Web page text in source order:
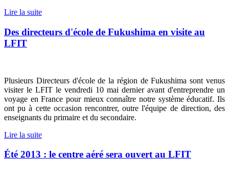
Lire la suite
Des directeurs d'école de Fukushima en visite au
LFIT
Plusieurs Directeurs d'école de la région de Fukushima sont venus
visiter le LFIT le vendredi 10 mai dernier avant d'entreprendre un
voyage en France pour mieux connaître notre système éducatif. Ils
ont pu à cette occasion rencontrer, outre l'équipe de direction, des
enseignants du primaire et du secondaire.
Lire la suite
Été 2013 : le centre aéré sera ouvert au LFIT